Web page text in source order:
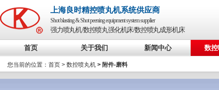
上海良时精控喷丸机系统供应商
Shot blasting & Shot peening equipment system supplier
强力喷丸机/数控喷丸强化机床/数控喷丸成形机床
首页 关于我们 新闻中心 数
您当前的位置： 首页 > 数控喷丸机 > 附件-磨料